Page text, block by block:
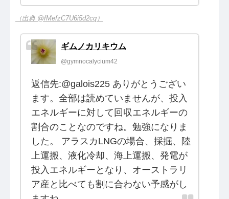
（出典 @fMefzC7U6i5d2cq）
ギムノカリキウム
@gymnocalycium42
返信先:@galois225 ありがとうござい
ます。全部は読めていませんが、投入
エネルギーに対して回収エネルギーの
割合のことなのですね。勉強になりま
した。 アラスカLNGの場合、採掘、陸
上運搬、液化冷却、海上運搬、発電が
投入エネルギーとなり、オーストラリ
ア産と比べても割に合わない予感がし